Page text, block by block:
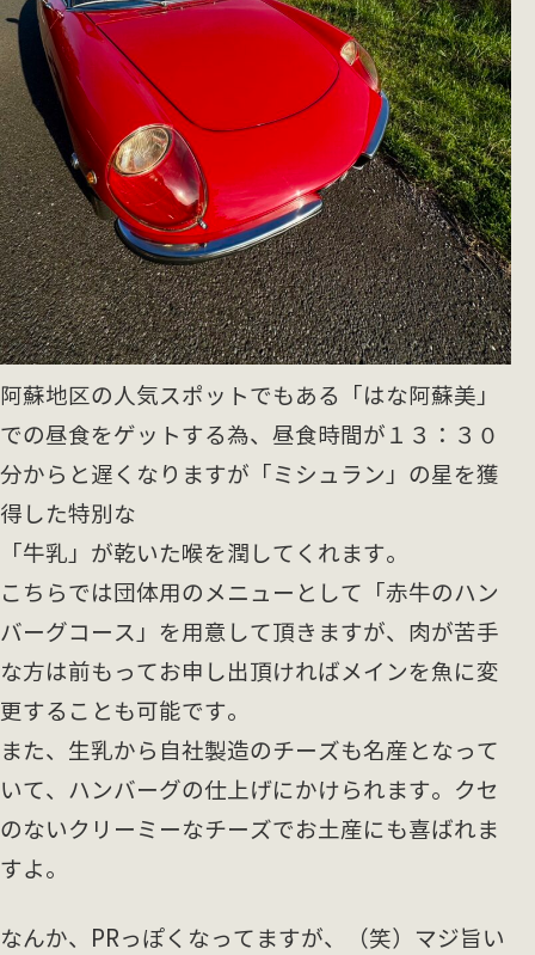
阿蘇地区の人気スポットでもある「はな阿蘇美」
での昼食をゲットする為、昼食時間が１３：３０
分からと遅くなりますが「ミシュラン」の星を獲
得した特別な
「牛乳」が乾いた喉を潤してくれます。
こちらでは団体用のメニューとして「赤牛のハン
バーグコース」を用意して頂きますが、肉が苦手
な方は前もってお申し出頂ければメインを魚に変
更することも可能です。
また、生乳から自社製造のチーズも名産となって
いて、ハンバーグの仕上げにかけられます。クセ
のないクリーミーなチーズでお土産にも喜ばれま
すよ。
なんか、PRっぽくなってますが、（笑）マジ旨い